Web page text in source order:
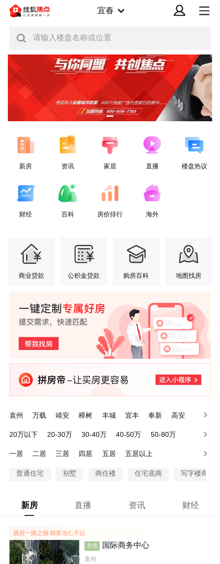
宜春
请输入楼盘名称或位置
新房 资讯 家居 直播 楼盘热议
财经 百科 房价排行 海外
商业贷款 公积金贷款 购房百科 地图找房
袁州 万载 靖安 樟树 丰城 宜丰 奉新
高安
20万以下
20-30万 30-40万 40-50万
50-80万
一居
二居 三居 四居 五居 五居以上
普通住宅 别墅 商住楼 住宅底商 写字楼商铺
新房 直播 资讯 财经
政府一路之隔 财富当仁不让
在售 国际商务中心
袁州